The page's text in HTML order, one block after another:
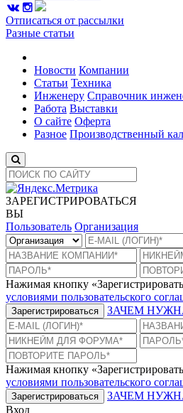
Отписаться от рассылки
Разные статьи
Новости Компании
Статьи Техника
Инженеру Справочник
Работа Выставки
О сайте Оферта
Разное Производственный
ЗАРЕГИСТРИРОВАТЬСЯ
ВЫ
Пользователь Организация
Нажимая кнопку
условиями пользовательского
Зарегистрироваться ЗАЧЕМ
Нажимая кнопку
условиями пользовательского
Зарегистрироваться
ЗАЧЕМ
Вход